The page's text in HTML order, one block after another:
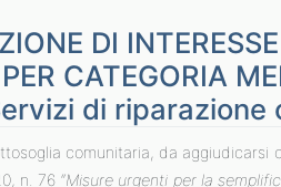
DI
CATEGORIA
di riparazione
comunitaria, da aggiudicarsi
n. 76 “Misure urgenti per la